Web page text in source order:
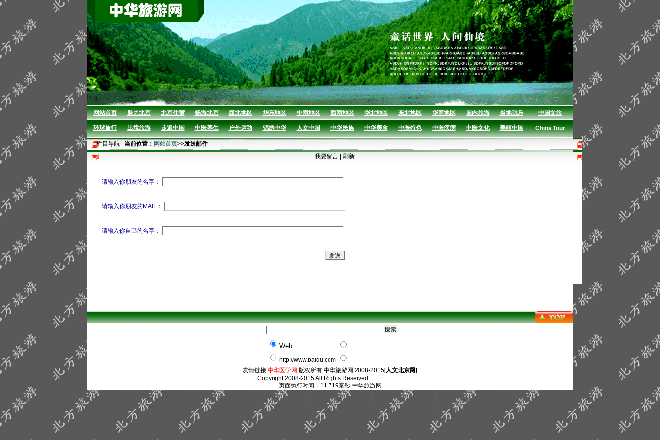
网站首页 魅力北京 北京住宿 畅游北京 西北地区 华东地区 中南地区 西南地区 华北地区 东北地区 华南地区 国内旅游 当地玩乐 中国文旅
环球旅行 出境旅游 走遍中国 中医养生 户外运动 锦绣中华 人文中国 中华民族 中华美食 中医特色 中医疾病 中医文化 美丽中国 China Tour
栏目导航 当前位置： 网站首页>>发送邮件
我要留言
刷新
请输入你朋友的名字：
请输入你朋友的MAIL：
请输入你自己的名字：
Web
http://www.baidu.com
友情链接:中华医学网 版权所有:中华旅游网 2008-2015[人文北京网]
Copyright 2008-2015 All Rights Reserved
页面执行时间：11.719毫秒 中华旅游网